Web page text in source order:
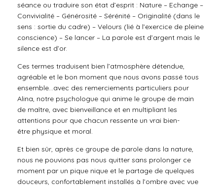
séance ou traduire son état d’esprit : Nature – Echange –
Convivialité – Générosité – Sérénité – Originalité (dans le
sens : sortie du cadre) – Velours (lié à l’exercice de pleine
conscience) – Se lancer – La parole est d’argent mais le
silence est d’or.
Ces termes traduisent bien l’atmosphère détendue,
agréable et le bon moment que nous avons passé tous
ensemble…avec des remerciements particuliers pour
Alina, notre psychologue qui anime le groupe de main
de maître, avec bienveillance et en multipliant les
attentions pour que chacun ressente un vrai bien-
être physique et moral.
Et bien sûr, après ce groupe de parole dans la nature,
nous ne pouvions pas nous quitter sans prolonger ce
moment par un pique nique et le partage de quelques
douceurs, confortablement installés à l’ombre avec vue